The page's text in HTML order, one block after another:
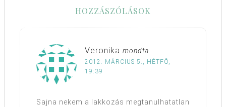
HOZZÁSZÓLÁSOK
Veronika mondta
2012. MÁRCIUS 5., HÉTFŐ,
19:39
Sajna nekem a lakkozás megtanulhatatlan